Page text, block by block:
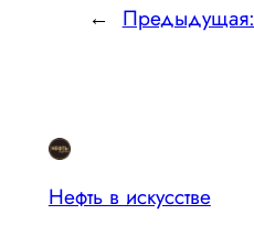
← Предыдущая:
Нефть в искусстве